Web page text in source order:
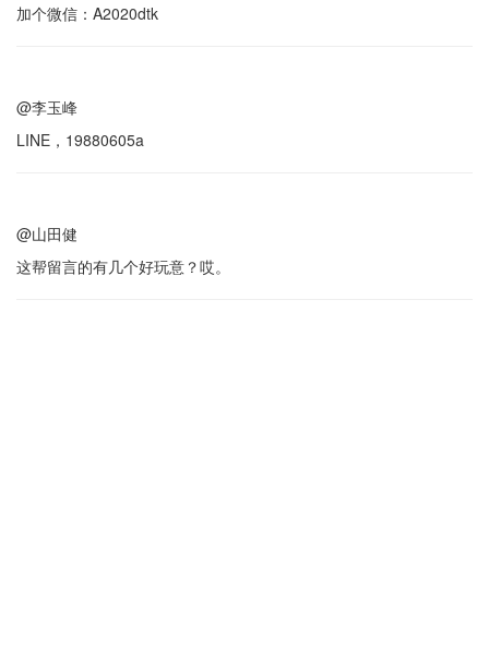
加个微信：A2020dtk
@李玉峰
LINE，19880605a
@山田健
这帮留言的有几个好玩意？哎。